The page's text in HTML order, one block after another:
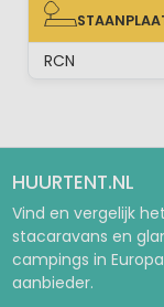
STAANPLAATS
RCN
HUURTENT.NL
Vind en vergelijk
stacaravans en
campings in
aanbieder.